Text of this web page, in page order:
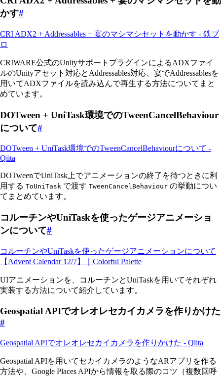
かす#
CRI ADX2 + Addressables + 宴のマシマシセットを動かす - 鉄ブ
ロ
CRIWARE公式のUnityサポートプラグインによるADXファイ
ルのUnityアセット対応とAddressables対応、宴でAddressablesを
用いてADXファイルを読み込んで再生する方法についてまと
めています。
DOTween + UniTask環境でのTweenCancelBehaviour
について#
DOTween + UniTask環境でのTweenCancelBehaviourについて -
Qiita
DOTweenでUniTask上でアニメーションの終了を待つときに利
用する ToUniTask で渡す TweenCancelBehaviour の挙動につい
てまとめています。
コルーチンやUniTaskを使ったゲージアニメーショ
ンについて#
コルーチンやUniTaskを使ったゲージアニメーションについて
【Advent Calendar 12/7】｜Colorful Palette
UIアニメーションを、コルーチンとUniTaskを用いてそれぞれ
実装する方法について紹介しています。
Geospatial APIでオレオレセカイカメラを作りかけた
#
Geospatial APIでオレオレセカイカメラを作りかけた - Qiita
Geospatial APIを用いてセカイカメラのようなARアプリを作る
方法や、Google Places APIから情報を取る際のコツ（複数回呼